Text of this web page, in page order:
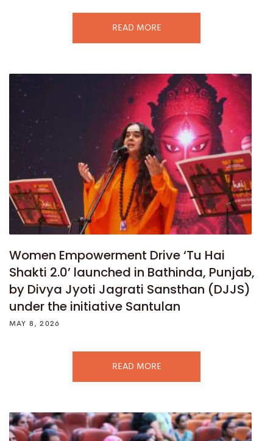
READ MORE
Women Empowerment Drive ‘Tu Hai
Shakti 2.0’ launched in Bathinda, Punjab,
by Divya Jyoti Jagrati Sansthan (DJJS)
under the initiative Santulan
MAY 8, 2026
READ MORE